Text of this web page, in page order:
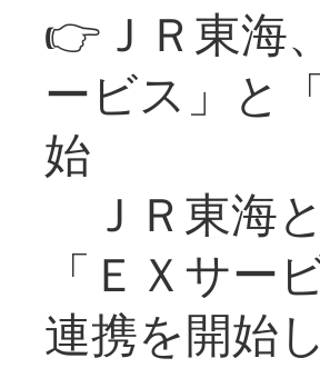
👉ＪＲ東海
ービス」と
始
ＪＲ東海
「ＥＸサー
連携を開始